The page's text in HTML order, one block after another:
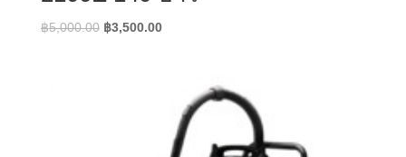
฿5,000.00 Original
฿3,500.00Current
฿3,500.00.